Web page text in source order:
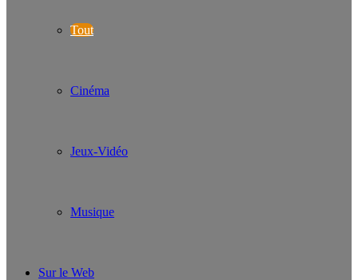
Tout
Cinéma
Jeux-Vidéo
Musique
Sur le Web